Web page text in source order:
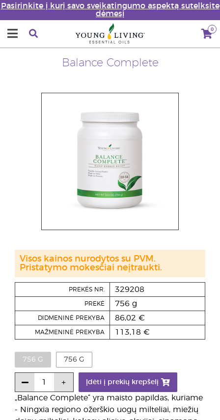
Pasirinkite į kurį savo sveikatingumo aspektą sutelksite
dėmesį
0
Balance Complete
„Balance Complete“ yra maisto papildas, kuriame
- Ningxia regiono ožerškio uogų milteliai, miežių
PREKĖS NR. 329208
PREKĖ 756 g
DIDMENINĖ PREKYBA 86,02 €
MAŽMENINĖ PREKYBA 113,18 €
756 G 756 G
Įdėti į prekių krepšelį
Visos kainos nurodytos su PVM.
Pristatymo mokesčiai neįtraukti.